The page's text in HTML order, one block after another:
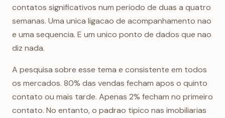
contatos significativos num periodo de duas a quatro
semanas. Uma unica ligacao de acompanhamento nao
e uma sequencia. E um unico ponto de dados que nao
diz nada.
A pesquisa sobre esse tema e consistente em todos
os mercados. 80% das vendas fecham apos o quinto
contato ou mais tarde. Apenas 2% fecham no primeiro
contato. No entanto, o padrao tipico nas imobiliarias